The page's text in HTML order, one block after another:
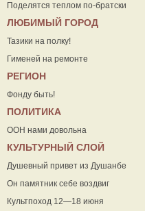
Поделятся теплом по-братски
ЛЮБИМЫЙ ГОРОД
Тазики на полку!
Гименей на ремонте
РЕГИОН
Фонду быть!
ПОЛИТИКА
ООН нами довольна
КУЛЬТУРНЫЙ СЛОЙ
Душевный привет из Душанбе
Он памятник себе воздвиг
Культпоход 12—18 июня